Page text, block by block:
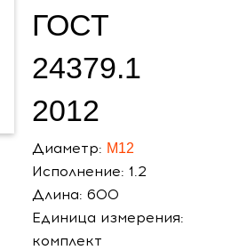
ГОСТ
24379.1
2012
Диаметр: М12
Исполнение: 1.2
Длина: 600
Единица измерения:
комплект